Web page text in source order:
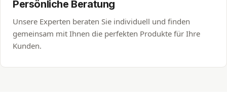
Persönliche Beratung
Unsere Experten beraten Sie individuell und finden
gemeinsam mit Ihnen die perfekten Produkte für Ihre
Kunden.